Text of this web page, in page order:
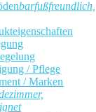
barfußfreundlich,
/ Pflege
/ Marken